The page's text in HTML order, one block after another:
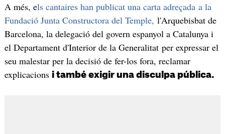
A més, els cantaires han publicat una carta adreçada a la
Fundació Junta Constructora del Temple, l'Arquebisbat de
Barcelona, la delegació del govern espanyol a Catalunya i
el Departament d'Interior de la Generalitat per expressar el
seu malestar per la decisió de fer-los fora, reclamar
explicacions i també exigir una disculpa pública.